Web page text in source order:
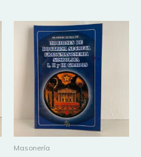
Masonería